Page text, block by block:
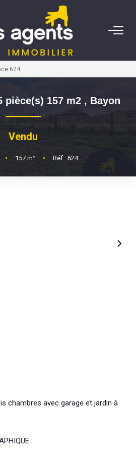
ACHETER
AGENTS
CONTACT
624
pièce(s) 157 m2 , Bayon
Vendu
• 157 m² • Réf : 624
chambres avec garage et jardin à
: